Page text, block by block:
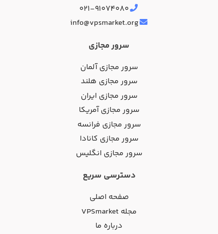
۰۲۱-۹۱۰۷۴۰۸۰
info@vpsmarket.org
سرور مجازی
سرور مجازی آلمان
سرور مجازی هلند
سرور مجازی ایران
سرور مجازی آمریکا
سرور مجازی فرانسه
سرور مجازی کانادا
سرور مجازی انگلیس
دسترسی سریع
صفحه اصلی
مجله VPSmarket
درباره ما